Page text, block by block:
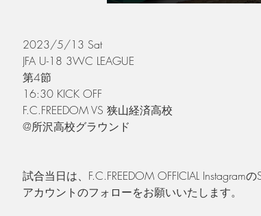
2023/5/13 Sat
JFA U-18 3WC LEAGUE
第4節
16:30 KICK OFF
F.C.FREEDOM VS 狭山経済高校
@所沢高校グラウンド
試合当日は、F.C.FREEDOM OFFICIAL Instagram
アカウントのフォローをお願いいたします。